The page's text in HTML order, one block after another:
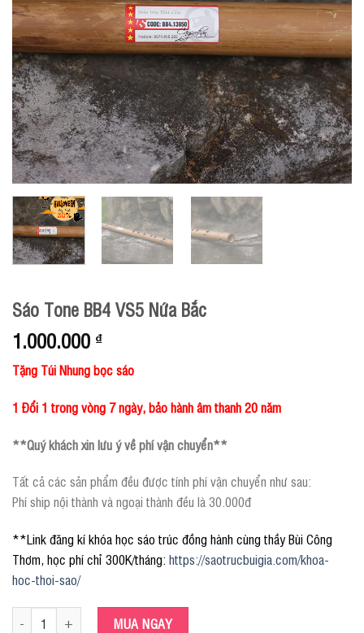
Sáo Tone BB4 VS5 Nứa Bắc
1.000.000 ₫
Tặng Túi Nhung bọc sáo
1 Đổi 1 trong vòng 7 ngày, bảo hành âm thanh 20 năm
**Quý khách xin lưu ý về phí vận chuyển**
Tất cả các sản phẩm đều được tính phí vận chuyển như sau:
Phí ship nội thành và ngoại thành đều là 30.000đ
**Link đăng kí khóa học sáo trúc đồng hành cùng thầy Bùi Công
Thơm, học phí chỉ 300K/tháng:https://saotrucbuigia.com/khoa-
hoc-thoi-sao/
Sáo Tone BB4 VS5 Nứa Bắc số lượng
MUA NGAY